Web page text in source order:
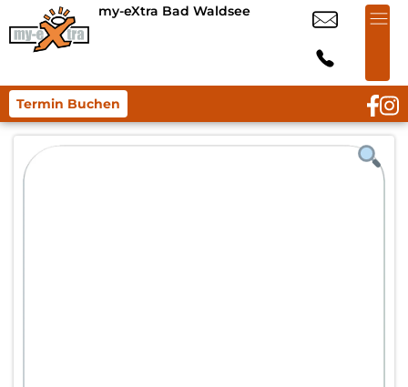
my-eXtra Bad Waldsee
Termin Buchen